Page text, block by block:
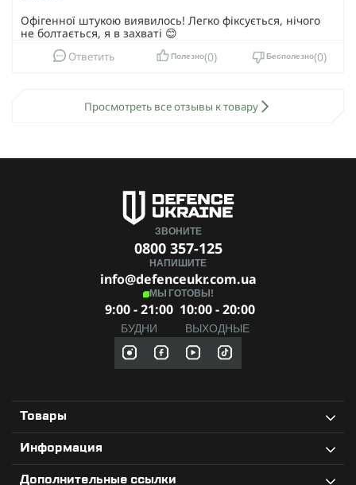
Офігенної штукою виявилось! Легко фіксується, нічого
не болтається, я в захваті 😊
Ответить Полезно 0 Бесполезно 0
Просмотреть все отзывы к товару
ЗВОНИТЕ
0800 357-125
НАПИШИТЕ
info@defenceukr.com.ua
МЫ ГОТОВЫ!
9:00 - 21:00
БУДНИ
10:00 - 20:00
ВЫХОДНЫЕ
Товары
Информация
Дополнительные ссылки